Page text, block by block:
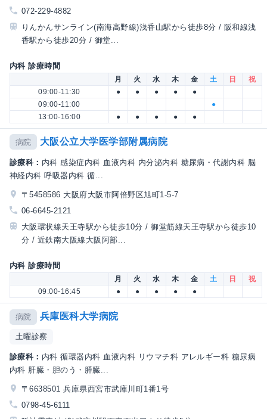
072-229-4882
りんかんサンライン(南海高野線)浅香山駅から徒歩8分 / 阪和線浅
香駅から徒歩20分 / 御堂...
内科 診療時間
月 火 水 木 金 土 日
祝
09:00-11:30
● ● ● ●
●
09:00-11:00
●
13:00-16:00
● ● ● ● ●
病院 大阪公立大学医学部附属病院
診療科： 内科 感染症内科 血液内科 内分泌内科 糖尿病・代謝内科 脳
神経内科 呼吸器内科 循...
〒5458586 大阪府大阪市阿倍野区旭町1-5-7
06-6645-2121
大阪環状線天王寺駅から徒歩10分 / 御堂筋線天王寺駅から徒歩10
分 / 近鉄南大阪線大阪阿部...
内科 診療時間
月 火 水 木 金 土 日
祝
09:00-16:45
● ● ● ● ●
病院 兵庫医科大学病院
土曜診察
診療科： 内科 循環器内科 血液内科 リウマチ科 アレルギー科 糖尿病
内科 肝臓・胆のう・膵臓...
〒6638501 兵庫県西宮市武庫川町1番1号
0798-45-6111